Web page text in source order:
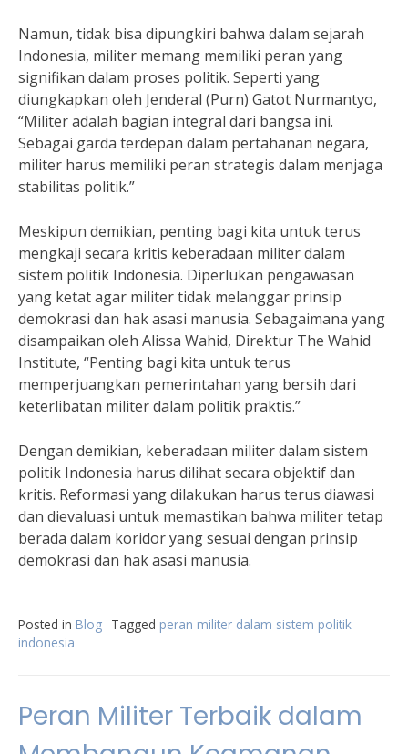
Namun, tidak bisa dipungkiri bahwa dalam sejarah
Indonesia, militer memang memiliki peran yang
signifikan dalam proses politik. Seperti yang
diungkapkan oleh Jenderal (Purn) Gatot Nurmantyo,
“Militer adalah bagian integral dari bangsa ini.
Sebagai garda terdepan dalam pertahanan negara,
militer harus memiliki peran strategis dalam menjaga
stabilitas politik.”
Meskipun demikian, penting bagi kita untuk terus
mengkaji secara kritis keberadaan militer dalam
sistem politik Indonesia. Diperlukan pengawasan
yang ketat agar militer tidak melanggar prinsip
demokrasi dan hak asasi manusia. Sebagaimana yang
disampaikan oleh Alissa Wahid, Direktur The Wahid
Institute, “Penting bagi kita untuk terus
memperjuangkan pemerintahan yang bersih dari
keterlibatan militer dalam politik praktis.”
Dengan demikian, keberadaan militer dalam sistem
politik Indonesia harus dilihat secara objektif dan
kritis. Reformasi yang dilakukan harus terus diawasi
dan dievaluasi untuk memastikan bahwa militer tetap
berada dalam koridor yang sesuai dengan prinsip
demokrasi dan hak asasi manusia.
Posted in Blog Tagged peran militer dalam sistem politik
indonesia
Peran Militer Terbaik dalam